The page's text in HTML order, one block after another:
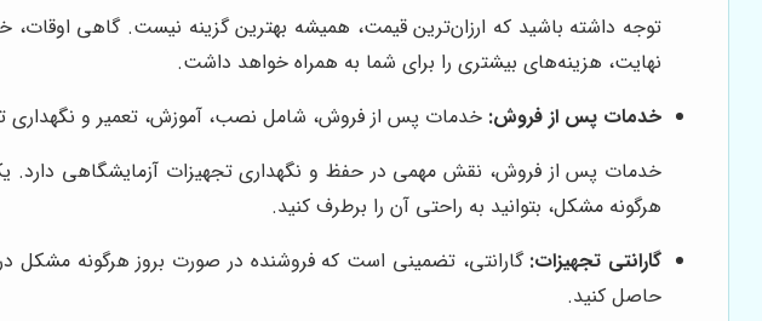
توجه داشته باشید که ارزان‌ترین قیمت، همیشه بهترین گزینه نیست. گاهی اوقات،
نهایت، هزینه‌های بیشتری را برای شما به همراه خواهد داشت.
خدمات پس از فروش: خدمات پس از فروش، شامل نصب، آموزش، تعمیر و نگهداری
خدمات پس از فروش، نقش مهمی در حفظ و نگهداری تجهیزات آزمایشگاهی دارد.
هرگونه مشکل، بتوانید به راحتی آن را برطرف کنید.
گارانتی تجهیزات: گارانتی، تضمینی است که فروشنده در صورت بروز هرگونه مشکل در
حاصل کنید.